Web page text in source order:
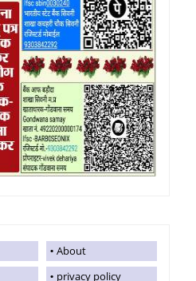
About
privacy policy